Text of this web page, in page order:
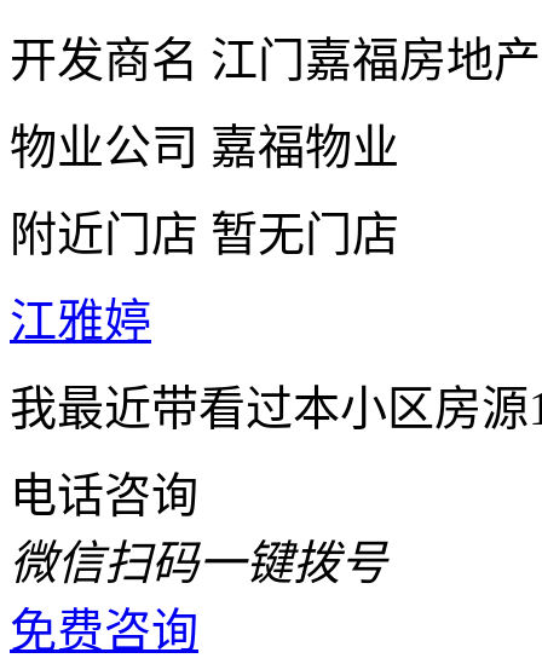
开发商名 江门嘉福房地
物业公司 嘉福物业
附近门店 暂无门店
江雅婷
我最近带看过本小区房
电话咨询
微信扫码一键拨号
免费咨询